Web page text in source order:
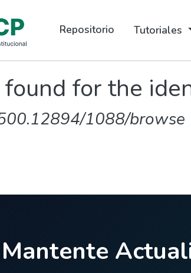
Repositorio Tutoriales
for the
1088/browse
Mantente